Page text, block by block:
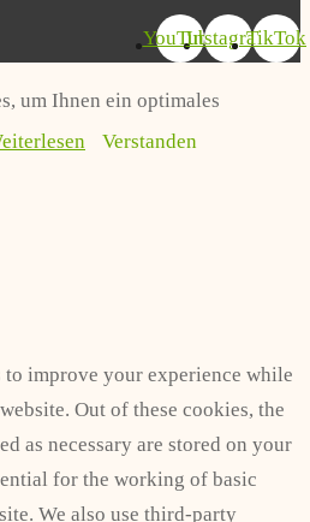
YouTubeInstagramTikTok
um Ihnen ein optimales
Verstanden
to improve your experience while
Out of these cookies, the
as necessary are stored on your
for the working of basic
We also use third-party